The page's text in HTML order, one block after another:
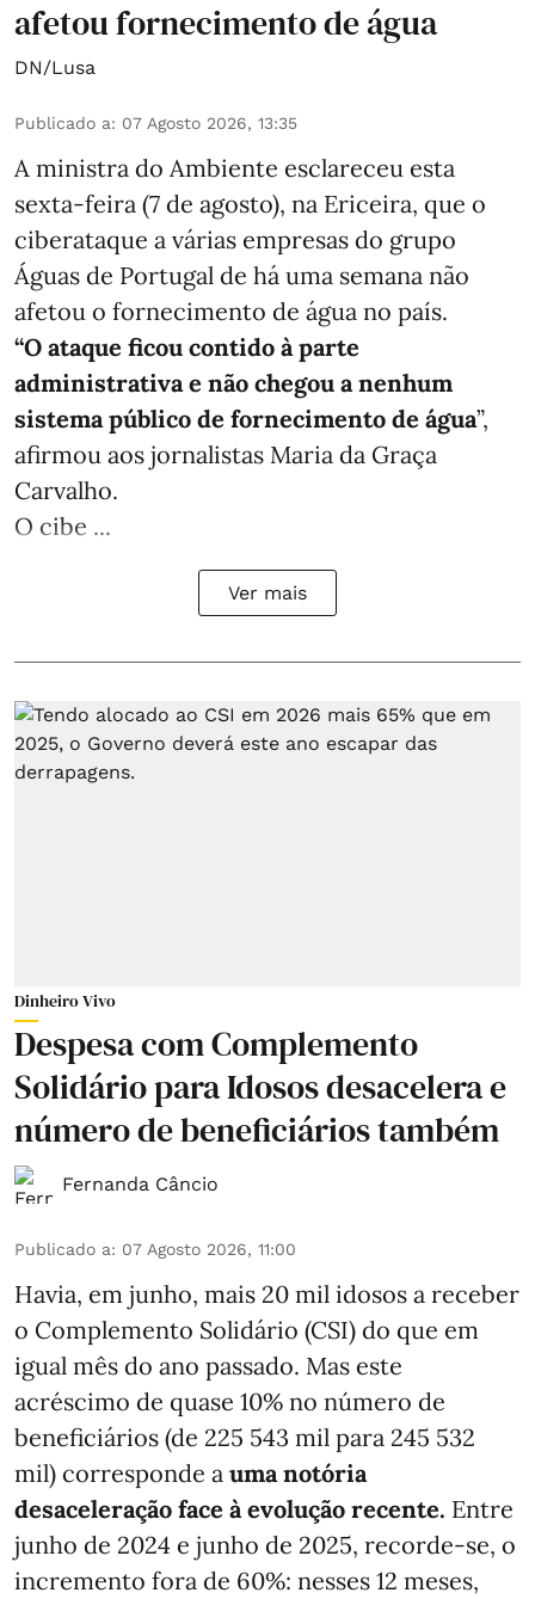
afetou fornecimento de água
DN/Lusa
Publicado a: 07 Agosto 2026, 13:35
A ministra do Ambiente esclareceu esta
sexta-feira (7 de agosto), na Ericeira, que o
ciberataque a várias empresas do grupo
Águas de Portugal de há uma semana não
afetou o fornecimento de água no país.
“O ataque ficou contido à parte
administrativa e não chegou a nenhum
sistema público de fornecimento de água”,
afirmou aos jornalistas Maria da Graça
Carvalho.
O cibe ...
Ver mais
Dinheiro Vivo
Despesa com Complemento
Solidário para Idosos desacelera e
número de beneficiários também
Fernanda Câncio
Publicado a: 07 Agosto 2026, 11:00
Havia, em junho, mais 20 mil idosos a receber
o Complemento Solidário (CSI) do que em
igual mês do ano passado. Mas este
acréscimo de quase 10% no número de
beneficiários (de 225 543 mil para 245 532
mil) corresponde a uma notória
desaceleração face à evolução recente. Entre
junho de 2024 e junho de 2025, recorde-se, o
incremento fora de 60%: nesses 12 meses,